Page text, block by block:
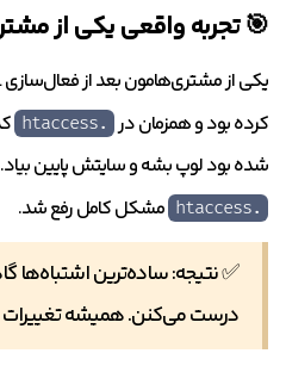
🎯 تجربه واقعی یکی از
کرده بود و همزمان در .htaccess
شده بود لوپ بشه و سایتش پایین
.htaccess مشکل کامل رفع شد.
✅ نتیجه: ساده‌ترین اشتباه‌ها
درست می‌کنن. همیشه تغییرات